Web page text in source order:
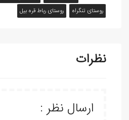
روستای تنگراه
روستای رباط قره بیل
نظرات
ارسال نظر :